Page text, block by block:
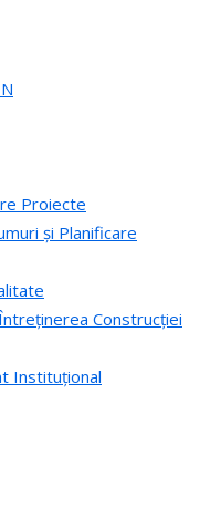
Proiecte
și Planificare
Construcției
Instituțional